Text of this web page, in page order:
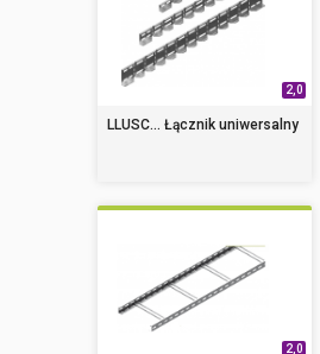
2,0
LLUSC... Łącznik uniwersalny
2,0